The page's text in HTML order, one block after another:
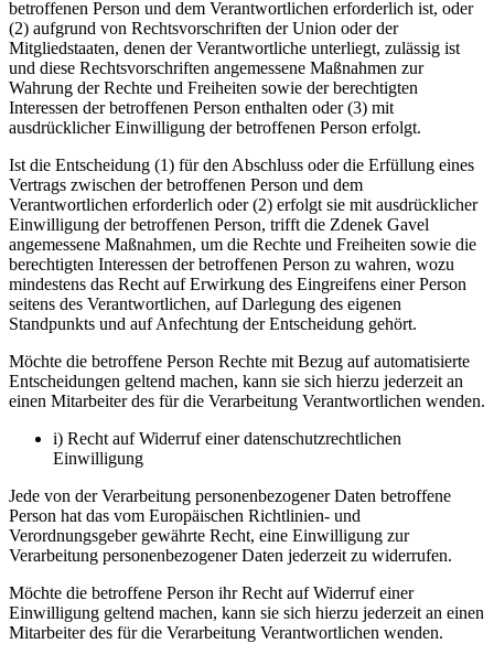
betroffenen Person und dem Verantwortlichen erforderlich ist, oder
(2) aufgrund von Rechtsvorschriften der Union oder der
Mitgliedstaaten, denen der Verantwortliche unterliegt, zulässig ist
und diese Rechtsvorschriften angemessene Maßnahmen zur
Wahrung der Rechte und Freiheiten sowie der berechtigten
Interessen der betroffenen Person enthalten oder (3) mit
ausdrücklicher Einwilligung der betroffenen Person erfolgt.
Ist die Entscheidung (1) für den Abschluss oder die Erfüllung eines
Vertrags zwischen der betroffenen Person und dem
Verantwortlichen erforderlich oder (2) erfolgt sie mit ausdrücklicher
Einwilligung der betroffenen Person, trifft die Zdenek Gavel
angemessene Maßnahmen, um die Rechte und Freiheiten sowie die
berechtigten Interessen der betroffenen Person zu wahren, wozu
mindestens das Recht auf Erwirkung des Eingreifens einer Person
seitens des Verantwortlichen, auf Darlegung des eigenen
Standpunkts und auf Anfechtung der Entscheidung gehört.
Möchte die betroffene Person Rechte mit Bezug auf automatisierte
Entscheidungen geltend machen, kann sie sich hierzu jederzeit an
einen Mitarbeiter des für die Verarbeitung Verantwortlichen wenden.
i) Recht auf Widerruf einer datenschutzrechtlichen
Einwilligung
Jede von der Verarbeitung personenbezogener Daten betroffene
Person hat das vom Europäischen Richtlinien- und
Verordnungsgeber gewährte Recht, eine Einwilligung zur
Verarbeitung personenbezogener Daten jederzeit zu widerrufen.
Möchte die betroffene Person ihr Recht auf Widerruf einer
Einwilligung geltend machen, kann sie sich hierzu jederzeit an einen
Mitarbeiter des für die Verarbeitung Verantwortlichen wenden.